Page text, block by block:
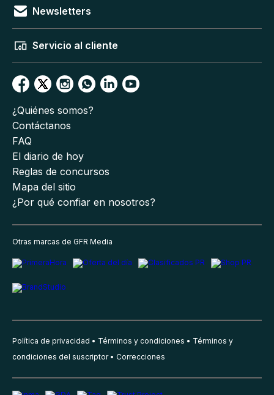
Newsletters
Servicio al cliente
¿Quiénes somos?
Contáctanos
FAQ
El diario de hoy
Reglas de concursos
Mapa del sitio
¿Por qué confiar en nosotros?
Otras marcas de GFR Media
Política de privacidad Términos y condiciones
Términos y
condiciones del suscriptor
Correcciones